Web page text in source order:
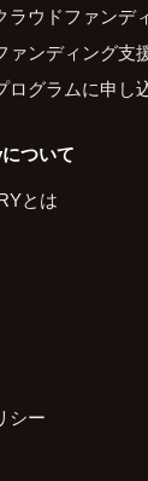
ラウドファンデ
ァンディング支
ログラムに申し
ついて
とは
シー